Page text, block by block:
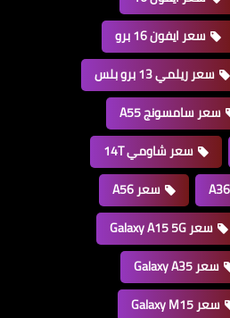
سعر ايفون 16 برو
سعر ريلمي 13 برو بلس
سعر سامسونج A55
سعر شاومي 14T
سعر A56
سعر Galaxy A15 5G
سعر Galaxy A35
سعر Galaxy M15